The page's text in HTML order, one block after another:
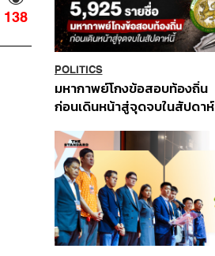
138
POLITICS
มหากาพย์โกงข้อสอบท้องถิ่น
ก่อนเดินหน้าสู่จุดจบในสัปดาห์